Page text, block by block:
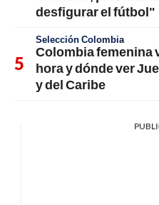
desfigurar el fútbol"
Selección Colombia
Colombia femenina
hora y dónde ver
y del Caribe